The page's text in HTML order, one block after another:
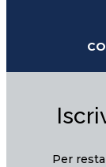
Per